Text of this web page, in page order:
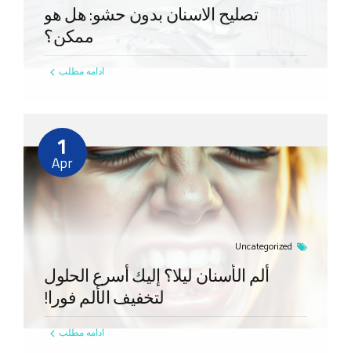
تصلیح الاسنان بدون حشو: هل هو
ممکن؟
ادامه مطلب
Uncategorized
1
Apr
ألم الأسنان لیلا؟ إليك أسرع الحلول
لتخفيف الألم فورا!
ادامه مطلب